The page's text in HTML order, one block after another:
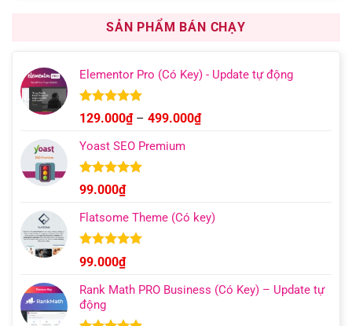
1.000.000₫.
là:
499.000₫.
SẢN PHẨM BÁN CHẠY
Elementor Pro (Có Key) - Update tự động
Được xếp
hạng 4.93
5 sao
129.000₫ – 499.000₫Khoảng
Yoast SEO Premium
Được xếp
hạng 4.96
5 sao
99.000₫
Flatsome Theme (Có key)
Được xếp
hạng4.95
5 sao
99.000₫
Rank Math PRO Business (Có Key) – Update tự
động